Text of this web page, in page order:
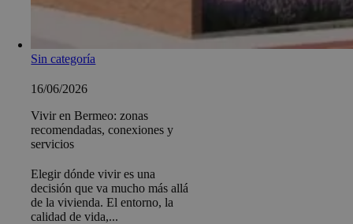
Sin categoría
16/06/2026
Vivir en Bermeo: zonas
recomendadas, conexiones y
servicios
Elegir dónde vivir es una
decisión que va mucho más allá
de la vivienda. El entorno, la
calidad de vida,...